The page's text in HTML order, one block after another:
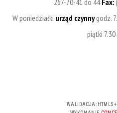
267-70-41 do 44Fax:
W poniedziałki urząd czynnygodz.
piątki
WALIDACJA: HTML5+